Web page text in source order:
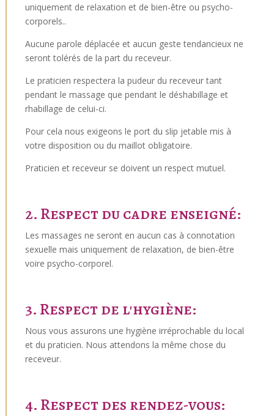
uniquement de relaxation et de bien-être ou psycho-
corporels..
Aucune parole déplacée et aucun geste tendancieux ne
seront tolérés de la part du receveur.
Le praticien respectera la pudeur du receveur tant
pendant le massage que pendant le déshabillage et
rhabillage de celui-ci.
Pour cela nous exigeons le port du slip jetable mis à
votre disposition ou du maillot obligatoire.
Praticien et receveur se doivent un respect mutuel.
2. Respect du cadre enseigné:
Les massages ne seront en aucun cas à connotation
sexuelle mais uniquement de relaxation, de bien-être
voire psycho-corporel.
3. Respect de l'hygiène:
Nous vous assurons une hygiène irréprochable du local
et du praticien. Nous attendons la même chose du
receveur.
4. Respect des rendez-vous: